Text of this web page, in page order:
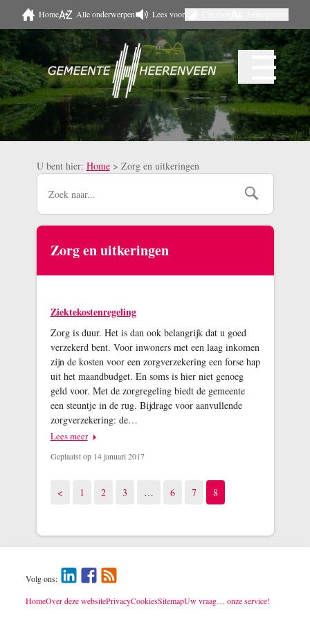
Naar hoofdinhoud
Home Alle onderwerpen Lees voor
Menu ☰
U bent hier: Home > Zorg en uitkeringen
Zorg en uitkeringen
Ziektekostenregeling
Zorg is duur. Het is dan ook belangrijk dat u goed
verzekerd bent. Voor inwoners met een laag inkomen
zijn de kosten voor een zorgverzekering een forse hap
uit het maandbudget. En soms is hier niet genoeg
geld voor. Met de zorgregeling biedt de gemeente
een steuntje in de rug. Bijdrage voor aanvullende
zorgverzekering: de…
Lees meer
Geplaatst op 14 januari 2017
Vorige pagina
< Pagina
1 Pagina
2 Pagina
3 … Pagina
6 Pagina
7 Pagina
8
Volg ons:
HomeOver deze websitePrivacyCookiesSitemapUw vraag… onze service!